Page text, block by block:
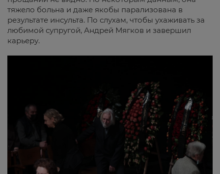
тяжело больна и даже якобы парализована в
результате инсульта. По слухам, чтобы ухаживать за
любимой супругой, Андрей Мягков и завершил
карьеру.